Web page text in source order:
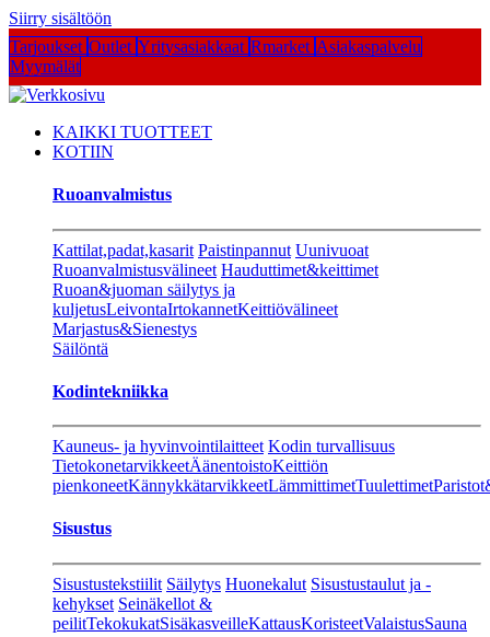
Siirry sisältöön
Tarjoukset Outlet Yritysasiakkaat Rmarket Asiakaspalvelu
Myymälät
KAIKKI TUOTTEET
KOTIIN
Ruoanvalmistus
Kattilat,padat,kasarit Paistinpannut Uunivuoat
Ruoanvalmistusvälineet Hauduttimet&keittimet
Ruoan&juoman säilytys ja
kuljetusLeivontaIrtokannetKeittiövälineet
Marjastus&Sienestys
Säilöntä
Kodintekniikka
Kauneus- ja hyvinvointilaitteet Kodin turvallisuus
TietokonetarvikkeetÄänentoistoKeittiön
pienkoneetKännykkätarvikkeetLämmittimetTuulettimet
Sisustus
Sisustustekstiilit Säilytys Huonekalut Sisustustaulut ja -
kehykset Seinäkellot &
peilitTekokukatSisäkasveilleKattausKoristeetValaistusSauna